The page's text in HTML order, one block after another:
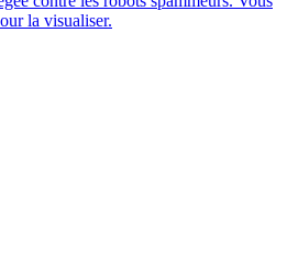
la visualiser.